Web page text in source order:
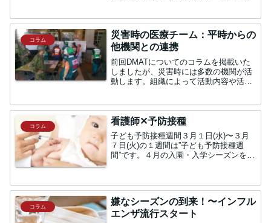
うか？少し前は新聞に国家試験の合格者
の氏名が掲載さ...
コラム
災害時の医療チーム：平時からの
他機関との連携
前回DMATについてのコラムを掲載いた
しましたが、災害時には多数の機関が活
動します。組織によって活動内容や活動
から、他機関の活動内容を把握していな
ければスムーズな活動や...
コラム 看護師✕予防接種
子ども予防接種週間３月１日(水)〜３月
７日(火)の１週間は”子ども予防接種週
間”です。４月の入園・入学シーズンを前
が広報・啓発活動を行っています。平日
に行っていることが...
コラム
嫌なシーズンの到来！〜インフル
エンザ流行スタート